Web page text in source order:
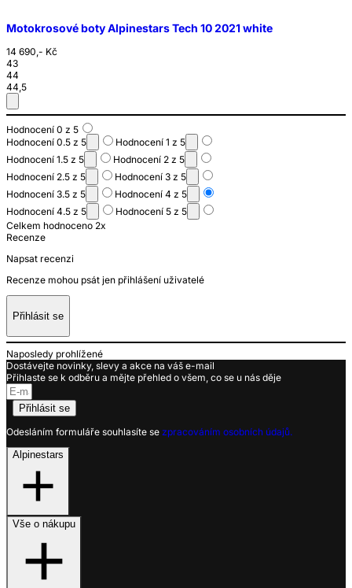
Motokrosové boty Alpinestars Tech 10 2021 white
14 690,- Kč
43
44
44,5
Hodnocení 0 z 5
Hodnocení 0.5 z 5
Hodnocení 1 z 5
Hodnocení 1.5 z 5
Hodnocení 2 z 5
Hodnocení 2.5 z 5
Hodnocení 3 z 5
Hodnocení 3.5 z 5
Hodnocení 4 z 5
Hodnocení 4.5 z 5
Hodnocení 5 z 5
Celkem hodnoceno 2x
Recenze
Napsat recenzi
Recenze mohou psát jen přihlášení uživatelé
Přihlásit se
Naposledy prohlížené
Dostávejte novinky, slevy a akce na váš e-mail
Přihlaste se k odběru a mějte přehled o všem, co se u nás děje
Přihlásit se
Odesláním formuláře souhlasíte se zpracováním osobních údajů.
Alpinestars
Vše o nákupu